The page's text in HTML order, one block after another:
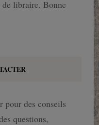
libraire. Bonne
pour des conseils
questions,